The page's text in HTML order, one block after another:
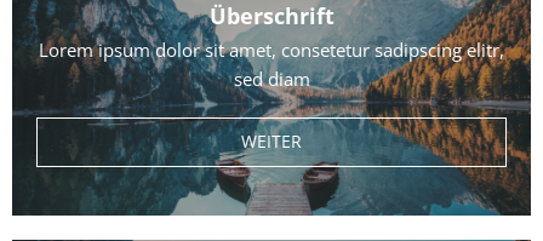
Überschrift
Lorem ipsum dolor sit amet, consetetur sadipscing elitr,
sed diam
WEITER